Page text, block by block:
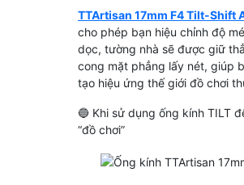
TTArtisan 17mm F4 Tilt-Shift
cho phép bạn hiệu chỉnh độ
dọc, tường nhà sẽ được giữ
cong mặt phẳng lấy nét, giúp
tạo hiệu ứng thế giới đồ chơi
🔵 Khi sử dụng ống kính TILT
“đồ chơi”